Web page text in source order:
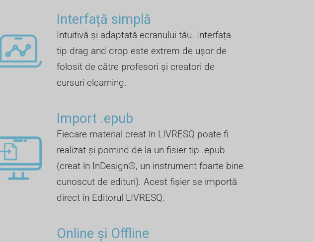
Interfață simplă
Intuitivă și adaptată ecranului tău. Interfața
tip drag and drop este extrem de ușor de
folosit de către profesori și creatori de
cursuri elearning.
Import .epub ​
Fiecare material creat în LIVRESQ poate fi
realizat și pornind de la un fisier tip .epub
(creat în InDesign®, un instrument foarte bine
cunoscut de edituri). Acest fișier se importă
direct în Editorul LIVRESQ.
Online și Offline ​